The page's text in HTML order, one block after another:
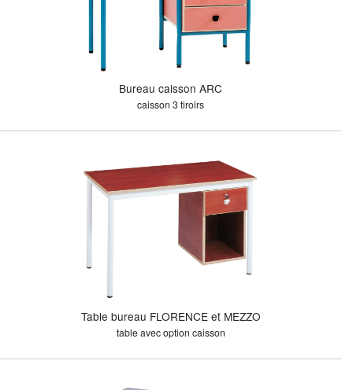
Bureau caisson ARC
caisson 3 tiroirs
Table bureau FLORENCE et MEZZO
table avec option caisson